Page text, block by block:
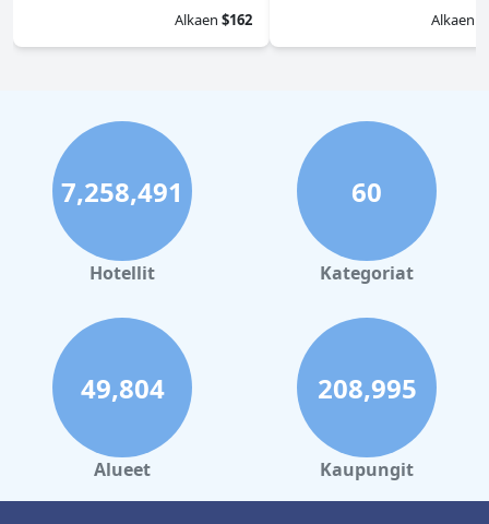
Alkaen $162
Alkaen
7,258,491
Hotellit
60
Kategoriat
49,804
Alueet
208,995
Kaupungit